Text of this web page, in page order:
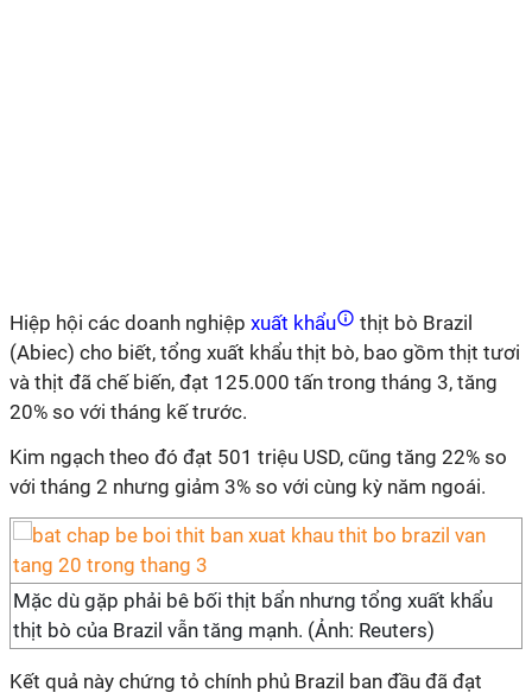
Hiệp hội các doanh nghiệp xuất khẩu
thịt bò Brazil
(Abiec) cho biết, tổng xuất khẩu thịt bò, bao gồm thịt tươi
và thịt đã chế biến, đạt 125.000 tấn trong tháng 3, tăng
20% so với tháng kế trước.
Kim ngạch theo đó đạt 501 triệu USD, cũng tăng 22% so
với tháng 2 nhưng giảm 3% so với cùng kỳ năm ngoái.
Mặc dù gặp phải bê bối thịt bẩn nhưng tổng xuất khẩu
thịt bò của Brazil vẫn tăng mạnh. (Ảnh: Reuters)
Kết quả này chứng tỏ chính phủ Brazil ban đầu đã đạt